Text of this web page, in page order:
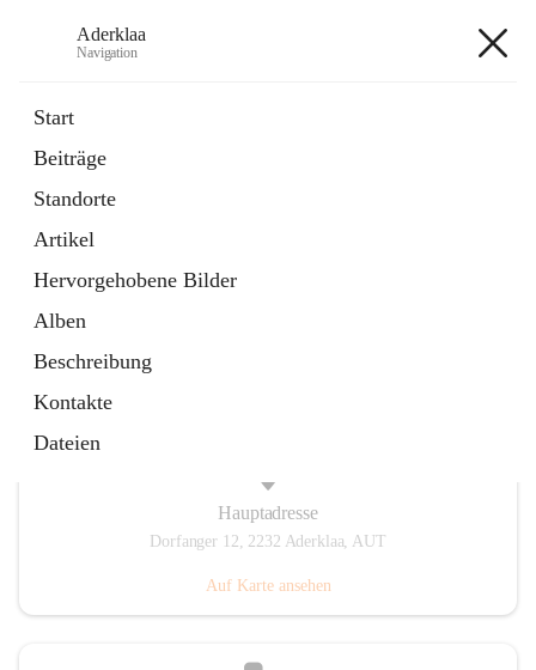
Aderklaa
Navigation
Start
Beiträge
Standorte
Artikel
Hervorgehobene Bilder
Alben
Beschreibung
Kontakte
Dateien
6 Schnellzugriffe
Gemeinde
3 Schnellzugriffe
Hauptadresse
Dorfanger 12, 2232 Aderklaa, AUT
Auf Karte ansehen